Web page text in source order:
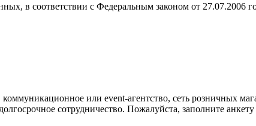
в соответствии с Федеральным законом от
или event-агентство, сеть розничных
сотрудничество. Пожалуйста, заполните